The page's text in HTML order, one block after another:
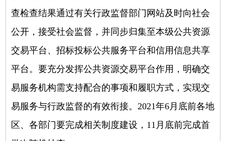
查检查结果通过有关行政监督部门网站及时向社会
公开，接受社会监督，并同步归集至本级公共资源
交易平台、招标投标公共服务平台和信用信息共享
平台。要充分发挥公共资源交易平台作用，明确交
易服务机构需支持配合的事项和履职方式，实现交
易服务与行政监督的有效衔接。2021年6月底前各地
区、各部门要完成相关制度建设，11月底前完成首